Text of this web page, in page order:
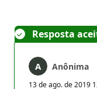
Resposta
Anônima
13 de ago. de 2019